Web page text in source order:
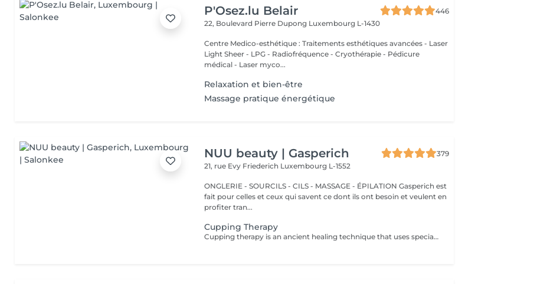
P'Osez.lu Belair
446
22, Boulevard Pierre Dupong Luxembourg L-1430
Centre Medico-esthétique : Traitements esthétiques avancées - Laser
Light Sheer - LPG - Radiofréquence - Cryothérapie - Pédicure
médical - Laser myco...
Relaxation et bien-être
Massage pratique énergétique
NUU beauty | Gasperich
379
21, rue Evy Friederich Luxembourg L-1552
ONGLERIE - SOURCILS - CILS - MASSAGE - ÉPILATION Gasperich est
fait pour celles et ceux qui savent ce dont ils ont besoin et veulent en
profiter tran...
Cupping Therapy
Cupping therapy is an ancient healing technique that uses special cups to create gentle suction on the skin. This suction promotes blood flow, relieves muscle tension, reduces inflammation, and supports deep relaxation. The treatment can help release toxins, improve circulation, and ease chronic pain or stiffness. *Please note that cupping therapy could just be added to a massage service with includes back massage.